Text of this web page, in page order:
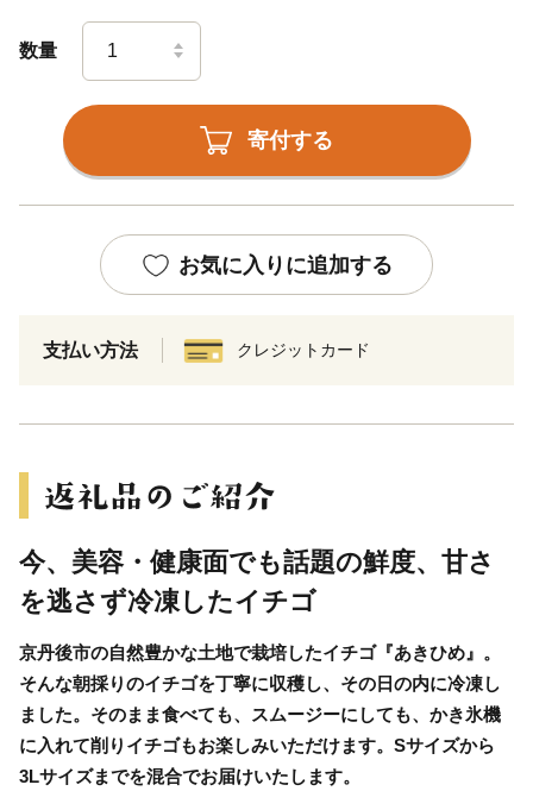
数量
寄付する
お気に入りに追加する
支払い方法 クレジットカード
今、美容・健康面でも話題の鮮度、甘さ
を逃さず冷凍したイチゴ
京丹後市の自然豊かな土地で栽培したイチゴ『あきひめ』。
そんな朝採りのイチゴを丁寧に収穫し、その日の内に冷凍し
ました。そのまま食べても、スムージーにしても、かき氷機
に入れて削りイチゴもお楽しみいただけます。Sサイズから
3Lサイズまでを混合でお届けいたします。